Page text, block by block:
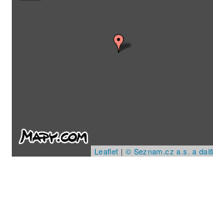
Leaflet | © Seznam.cz a.s. a